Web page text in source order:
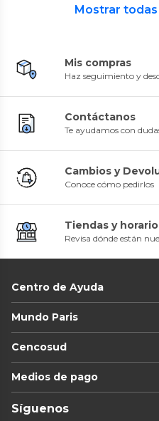
Mostrar
Mis compras
Haz seguimiento y
Contáctanos
Te ayudamos con
Cambios y
Conoce cómo pedirlos
Tiendas y
Revisa dónde están
Centro de Ayuda
Mundo Paris
Cencosud
Medios de pago
Síguenos